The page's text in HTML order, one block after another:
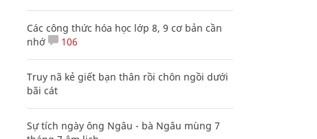
Các công thức hóa học lớp 8, 9 cơ bản cần
nhớ
106
Truy nã kẻ giết bạn thân rồi chôn ngồi dưới
bãi cát
Sự tích ngày ông Ngâu - bà Ngâu mùng 7